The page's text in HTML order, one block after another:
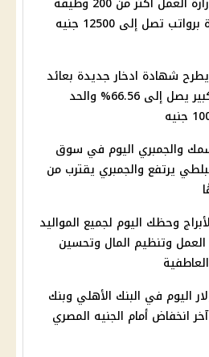
تصل إلى 12500 جنيه
شهادة ادخار جديدة بعائد
تراكمي كبير يصل إلى 66.56% والحد
والجمبري اليوم في سوق
يرتفع والجمبري يقترب من
وحظك اليوم لجميع المواليد
وتنظيم المال وتحسين
اليوم في البنك الأهلي وبنك
انخفاض أمام الجنيه المصري